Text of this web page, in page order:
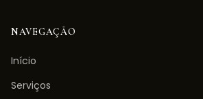
NAVEGAÇÃO
Início
Serviços